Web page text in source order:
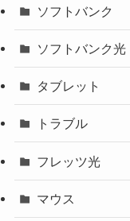
ソフトバンク
ソフトバンク光
タブレット
トラブル
フレッツ光
マウス